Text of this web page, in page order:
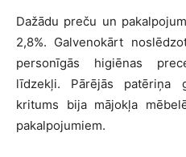
Dažādu preču un
2,8%. Galvenokārt
personīgās higiēnas
līdzekļi. Pārējās patēriņa
kritums bija mājokļa
pakalpojumiem.